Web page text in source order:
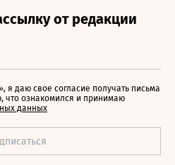
я даю свое согласие получать письма
что ознакомился и принимаю
данных